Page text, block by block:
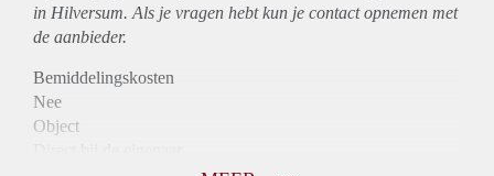
in Hilversum. Als je vragen hebt kun je contact opnemen met
de aanbieder.
Bemiddelingskosten
Nee
Object